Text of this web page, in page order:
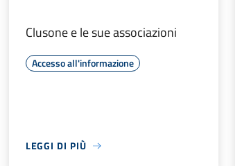
Clusone e le sue associazioni
Accesso all'informazione
LEGGI DI PIÙ